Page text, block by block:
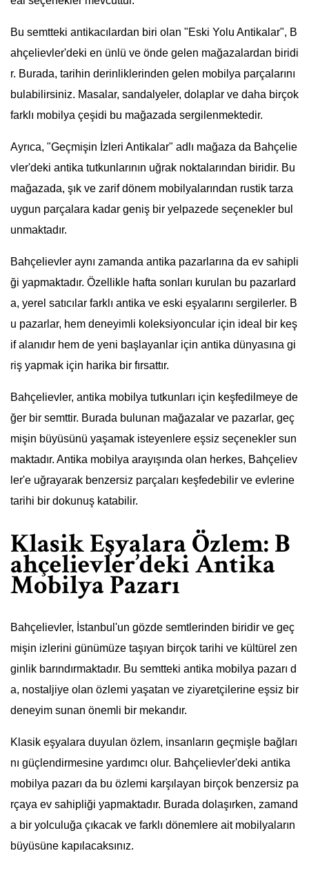
Bu semtteki antikacılardan biri olan "Eski Yolu Antikalar", B
ahçelievler'deki en ünlü ve önde gelen mağazalardan biridi
r. Burada, tarihin derinliklerinden gelen mobilya parçalarını
bulabilirsiniz. Masalar, sandalyeler, dolaplar ve daha birçok
farklı mobilya çeşidi bu mağazada sergilenmektedir.
Ayrıca, "Geçmişin İzleri Antikalar" adlı mağaza da Bahçelie
vler'deki antika tutkunlarının uğrak noktalarından biridir. Bu
mağazada, şık ve zarif dönem mobilyalarından rustik tarza
uygun parçalara kadar geniş bir yelpazede seçenekler bul
unmaktadır.
Bahçelievler aynı zamanda antika pazarlarına da ev sahipli
ği yapmaktadır. Özellikle hafta sonları kurulan bu pazarlard
a, yerel satıcılar farklı antika ve eski eşyalarını sergilerler. B
u pazarlar, hem deneyimli koleksiyoncular için ideal bir keş
if alanıdır hem de yeni başlayanlar için antika dünyasına gi
riş yapmak için harika bir fırsattır.
Bahçelievler, antika mobilya tutkunları için keşfedilmeye de
ğer bir semttir. Burada bulunan mağazalar ve pazarlar, geç
mişin büyüsünü yaşamak isteyenlere eşsiz seçenekler sun
maktadır. Antika mobilya arayışında olan herkes, Bahçeliev
ler'e uğrayarak benzersiz parçaları keşfedebilir ve evlerine
tarihi bir dokunuş katabilir.
Klasik Eşyalara Özlem: B
ahçelievler’deki Antika
Mobilya Pazarı
Bahçelievler, İstanbul'un gözde semtlerinden biridir ve geç
mişin izlerini günümüze taşıyan birçok tarihi ve kültürel zen
ginlik barındırmaktadır. Bu semtteki antika mobilya pazarı d
a, nostaljiye olan özlemi yaşatan ve ziyaretçilerine eşsiz bir
deneyim sunan önemli bir mekandır.
Klasik eşyalara duyulan özlem, insanların geçmişle bağları
nı güçlendirmesine yardımcı olur. Bahçelievler'deki antika
mobilya pazarı da bu özlemi karşılayan birçok benzersiz pa
rçaya ev sahipliği yapmaktadır. Burada dolaşırken, zamand
a bir yolculuğa çıkacak ve farklı dönemlere ait mobilyaların
büyüsüne kapılacaksınız.